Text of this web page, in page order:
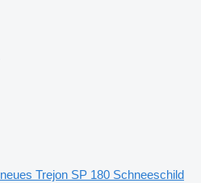
neues Trejon SP 180 Schneeschild